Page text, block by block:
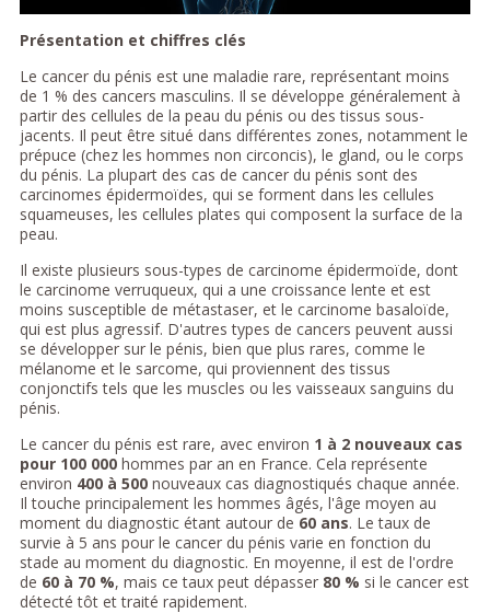
Présentation et chiffres clés
Le cancer du pénis est une maladie rare, représentant moins
de 1 % des cancers masculins. Il se développe généralement à
partir des cellules de la peau du pénis ou des tissus sous-
jacents. Il peut être situé dans différentes zones, notamment le
prépuce (chez les hommes non circoncis), le gland, ou le corps
du pénis. La plupart des cas de cancer du pénis sont des
carcinomes épidermoïdes, qui se forment dans les cellules
squameuses, les cellules plates qui composent la surface de la
peau.
Il existe plusieurs sous-types de carcinome épidermoïde, dont
le carcinome verruqueux, qui a une croissance lente et est
moins susceptible de métastaser, et le carcinome basaloïde,
qui est plus agressif. D'autres types de cancers peuvent aussi
se développer sur le pénis, bien que plus rares, comme le
mélanome et le sarcome, qui proviennent des tissus
conjonctifs tels que les muscles ou les vaisseaux sanguins du
pénis.
Le cancer du pénis est rare, avec environ 1 à 2 nouveaux cas
pour 100 000 hommes par an en France. Cela représente
environ 400 à 500 nouveaux cas diagnostiqués chaque année.
Il touche principalement les hommes âgés, l'âge moyen au
moment du diagnostic étant autour de 60 ans. Le taux de
survie à 5 ans pour le cancer du pénis varie en fonction du
stade au moment du diagnostic. En moyenne, il est de l'ordre
de 60 à 70 %, mais ce taux peut dépasser 80 % si le cancer est
détecté tôt et traité rapidement.